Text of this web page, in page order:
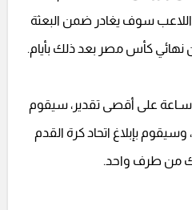
من يوم 2 يونيو، واللاعب سوف يغادر ضمن البعثة
نهائي كأس مصر بعد ذلك بأيام.
وأضاف: خلال 48 ساعة أو 72 سـاعة على أقصى تقدير، سيقوم
بإبلاغ اتحاد كرة القدم
من طرف واحد.